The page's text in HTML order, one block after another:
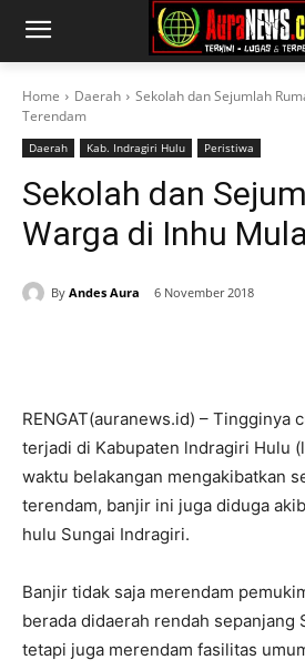
Home Daerah
Sekolah dan Sejumlah
Terendam
Daerah Kab. Indragiri Hulu Peristiwa
Sekolah dan
Warga di Inhu
By Andes Aura 6 November 2018
RENGAT(auranews.id) – Tingginya
terjadi di Kabupaten lndragiri Hulu
waktu belakangan mengakibatkan
terendam, banjir ini juga diduga
hulu Sungai Indragiri.
Banjir tidak saja merendam
berada didaerah rendah sepanjang
tetapi juga merendam fasilitas